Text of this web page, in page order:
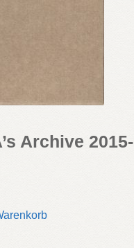
Archive 2015-